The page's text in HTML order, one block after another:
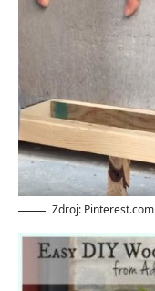
Zdroj: Pinterest.com